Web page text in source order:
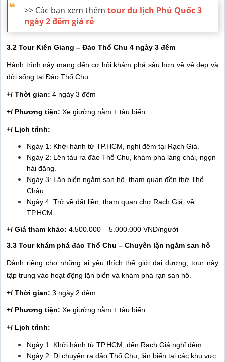
>> Các bạn xem thêm tour du lịch Phú Quốc 3
ngày 2 đêm giá rẻ
3.2 Tour Kiên Giang – Đảo Thổ Chu 4 ngày 3 đêm
Hành trình này mang đến cơ hội khám phá sâu hơn về vẻ đẹp và
đời sống tại Đảo Thổ Chu.
+/ Thời gian: 4 ngày 3 đêm
+/ Phương tiện: Xe giường nằm + tàu biển
+/ Lịch trình:
Ngày 1: Khởi hành từ TP.HCM, nghỉ đêm tại Rạch Giá.
Ngày 2: Lên tàu ra đảo Thổ Chu, khám phá làng chài, ngọn
hải đăng.
Ngày 3: Lặn biển ngắm san hô, tham quan đền thờ Thổ
Châu.
Ngày 4: Trở về đất liền, tham quan chợ Rạch Giá, về
TP.HCM.
+/ Giá tham khảo: 4.500.000 – 5.000.000 VNĐ/người
3.3 Tour khám phá đảo Thổ Chu – Chuyên lặn ngắm san hô
Dành riêng cho những ai yêu thích thế giới đại dương, tour này
tập trung vào hoạt động lặn biển và khám phá rạn san hô.
+/ Thời gian: 3 ngày 2 đêm
+/ Phương tiện: Xe giường nằm + tàu biển
+/ Lịch trình:
Ngày 1: Khởi hành từ TP.HCM, đến Rạch Giá nghỉ đêm.
Ngày 2: Di chuyển ra đảo Thổ Chu, lặn biển tại các khu vực